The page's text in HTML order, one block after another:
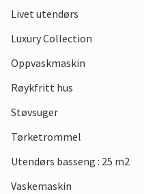
Livet utendørs
Luxury Collection
Oppvaskmaskin
Røykfritt hus
Støvsuger
Tørketrommel
Utendørs basseng : 25 m2
Vaskemaskin